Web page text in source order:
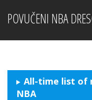
POVUČENI NBA
All-time list of
NBA